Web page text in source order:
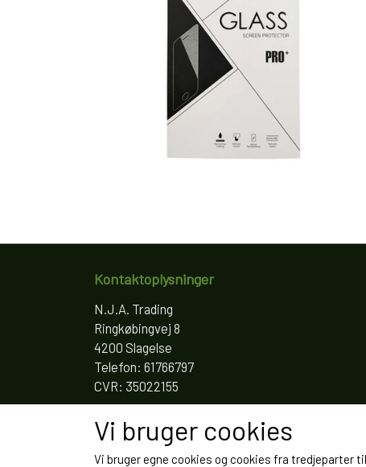
Kontaktoplysninger
N.J.A. Trading
Ringkøbingvej 8
4200 Slagelse
Telefon: 61766797
CVR: 35022155
Vi bruger cookies
Vi bruger egne cookies og cookies fra tredjeparter